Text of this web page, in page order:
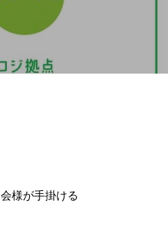
様が手掛ける